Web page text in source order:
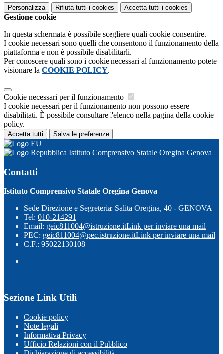
Personalizza Rifiuta tutti i cookies Accetta tutti i cookies
Gestione cookie
In questa schermata è possibile scegliere quali cookie consentire.
I cookie necessari sono quelli che consentono il funzionamento della
piattaforma e non è possibile disabilitarli.
Per conoscere quali sono i cookie necessari al funzionamento potete
visionare la COOKIE POLICY.
Cookie necessari per il funzionamento
I cookie necessari per il funzionamento non possono essere
disabilitati. È possibile consultare l'elenco nella pagina della cookie
policy.
Accetta tutti Salva le preferenze
Istituto Comprensivo Statale Oregina Genova
Contatti
Istituto Comprensivo Statale Oregina Genova
Sede Direzione e Segreteria: Salita Oregina, 40 - GENOVA
Tel: 010-214291
Email: geic811004@istruzione.itLink per inviare una mail
PEC: geic811004@pec.istruzione.itLink per inviare una mail
C.F.: 95022130108
Sezione Link Utili
Cookie policy
Note legali
Informativa Privacy
Ufficio Relazioni con il Pubblico